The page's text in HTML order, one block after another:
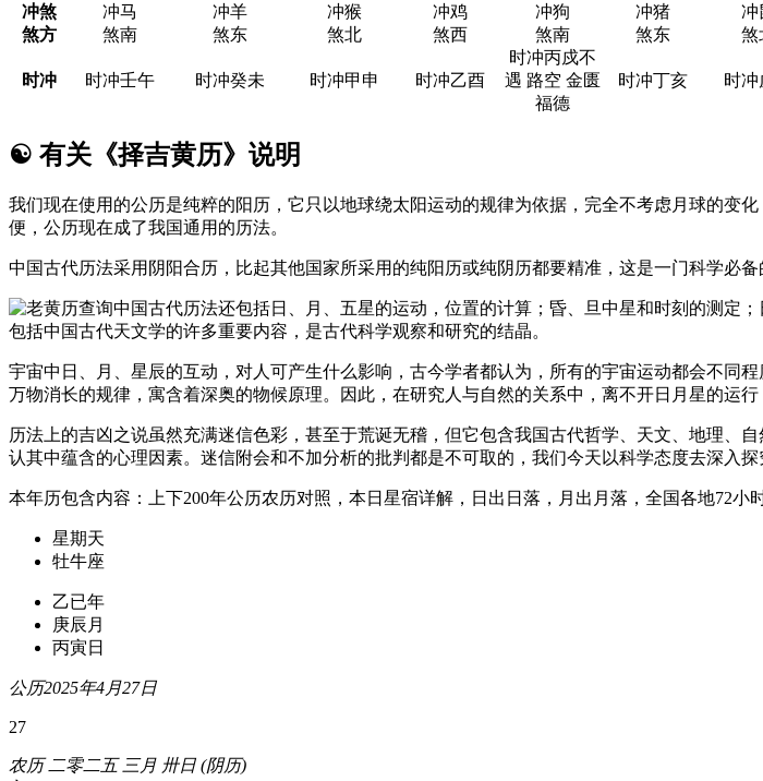
冲煞 冲马 冲羊 冲猴 冲鸡 冲狗 冲猪 冲
煞方
煞南 煞东 煞北 煞西 煞南 煞东 煞
时冲 时冲壬午 时冲癸未 时冲甲申 时冲乙酉
时冲丙戍不
遇 路空 金匮
福德
时冲丁亥 时冲
☯ 有关《择吉黄历》说明
我们现在使用的公历是纯粹的阳历，它只以地球绕太阳运动的规律为依据，完全不考虑月球的变
便，公历现在成了我国通用的历法。
中国古代历法采用阴阳合历，比起其他国家所采用的纯阳历或纯阴历都要精准，这是一门科学必备
中国古代历法还包括日、月、五星的运动，位置的计算；昏、旦中星和时刻的测定
包括中国古代天文学的许多重要内容，是古代科学观察和研究的结晶。
宇宙中日、月、星辰的互动，对人可产生什么影响，古今学者都认为，所有的宇宙运动都会不同
万物消长的规律，寓含着深奥的物候原理。因此，在研究人与自然的关系中，离不开日月星的运
历法上的吉凶之说虽然充满迷信色彩，甚至于荒诞无稽，但它包含我国古代哲学、天文、地理、
认其中蕴含的心理因素。迷信附会和不加分析的批判都是不可取的，我们今天以科学态度去深入
本年历包含内容：上下200年公历农历对照，本日星宿详解，日出日落，月出月落，全国各地72小
星期天
牡牛座
乙已年
庚辰月
丙寅日
公历2025年4月27日
27
农历 二零二五 三月 卅日 (阴历)